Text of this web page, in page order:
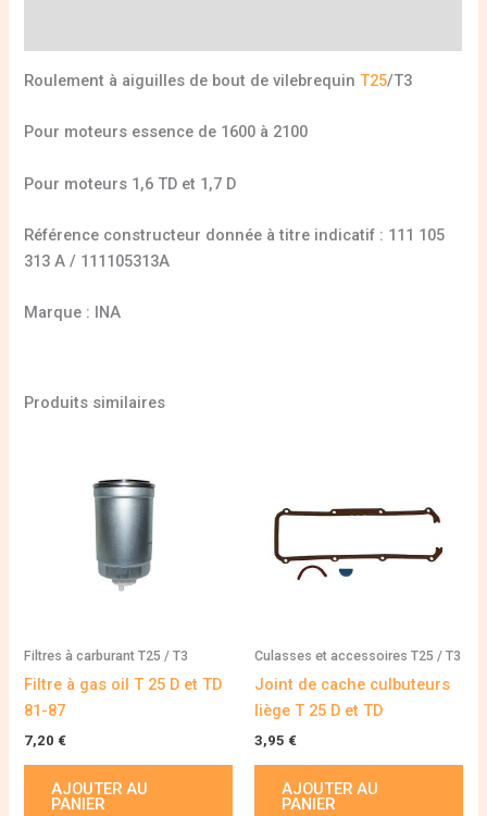
Roulement à aiguilles de bout de vilebrequinT25/T3
Pour moteurs essence de 1600 à 2100
Pour moteurs 1,6 TD et 1,7 D
Référence constructeur donnée à titre indicatif : 111 105
313 A / 111105313A
Marque : INA
Produits similaires
Filtres à carburant T25 / T3
Filtre à gas oil T 25 D et TD
81-87
7,20 €
AJOUTER AU
PANIER
Culasses et accessoires T25 / T3
Joint de cache culbuteurs
liège T 25 D et TD
3,95 €
AJOUTER AU
PANIER